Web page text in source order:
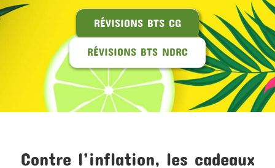
RÉVISIONS BTS CG
RÉVISIONS BTS NDRC
Contre l’inflation, les cadeaux